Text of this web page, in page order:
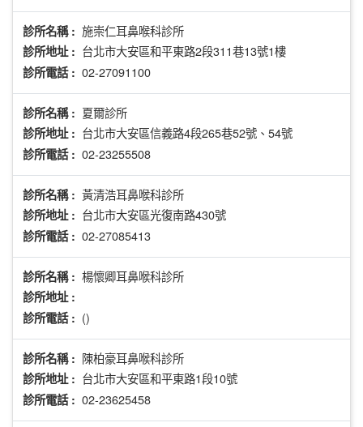
診所名稱 : 施崇仁耳鼻喉科診所
診所地址 : 台北市大安區和平東路2段311巷13號1樓
診所電話 : 02-27091100
診所名稱 : 夏爾診所
診所地址 : 台北市大安區信義路4段265巷52號、54號
診所電話 : 02-23255508
診所名稱 : 黃清浩耳鼻喉科診所
診所地址 : 台北市大安區光復南路430號
診所電話 : 02-27085413
診所名稱 : 楊懷卿耳鼻喉科診所
診所地址 :
診所電話 : ()
診所名稱 : 陳柏豪耳鼻喉科診所
診所地址 : 台北市大安區和平東路1段10號
診所電話 : 02-23625458